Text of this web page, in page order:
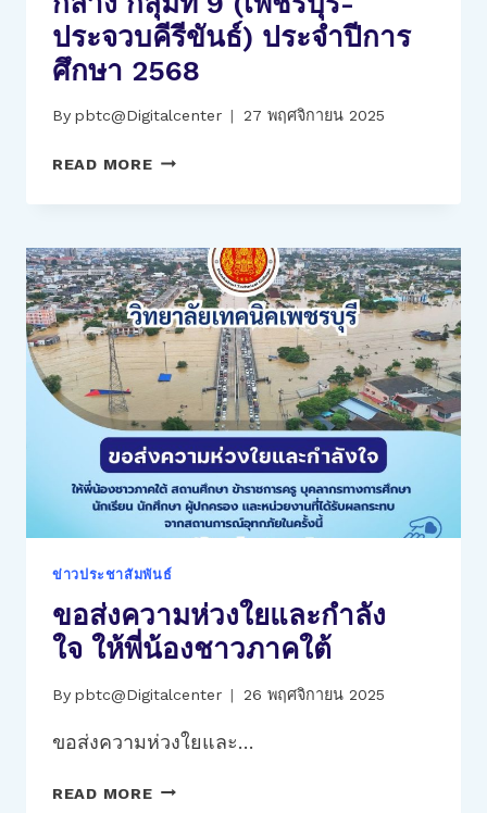
เอนกประสงค์
แบบ
สาย
ประจวบคีรีขันธ์) ประจำปีการ
ศึกษา 2568
By pbtc@Digitalcenter 27 พฤศจิกายน 2025
READ MOREการ
สิ่ง
ของ
คน
รุ่น
ใหม่
ระดับ
กลุ่ม
จังหวัด
ภาค
กลาง
กลุ่ม
ที่
ประจวบคีรีขันธ์)
ประจำ
ปี
การ
ข่าวประชาสัมพันธ์
ขอส่งความห่วงใยและกำลัง
ใจ ให้พี่น้องชาวภาคใต้
By pbtc@Digitalcenter 26 พฤศจิกายน 2025
ขอส่งความห่วงใยและ…
READ MOREขอ